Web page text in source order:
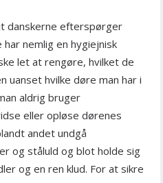
danskerne efterspørger
nemlig en hygiejnisk
let at rengøre, hvilket de
hvilke døre man har i
aldrig bruger
eller opløse dørenes
andet undgå
og ståluld og blot holde sig
og en ren klud. For at sikre